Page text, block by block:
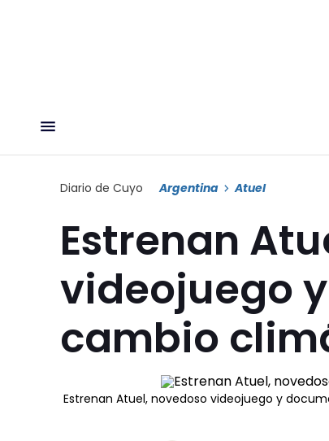
Diario de Cuyo Argentina Atuel
Estrenan
videojuego
cambio
Estrenan Atuel, novedoso videojuego y